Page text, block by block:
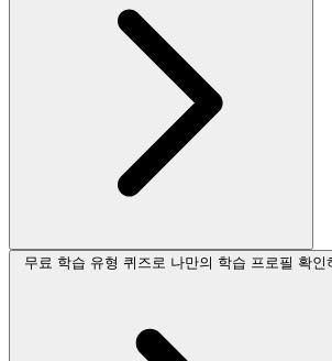
무료 학습 유형 퀴즈로 나만의 학습 프로필 확인